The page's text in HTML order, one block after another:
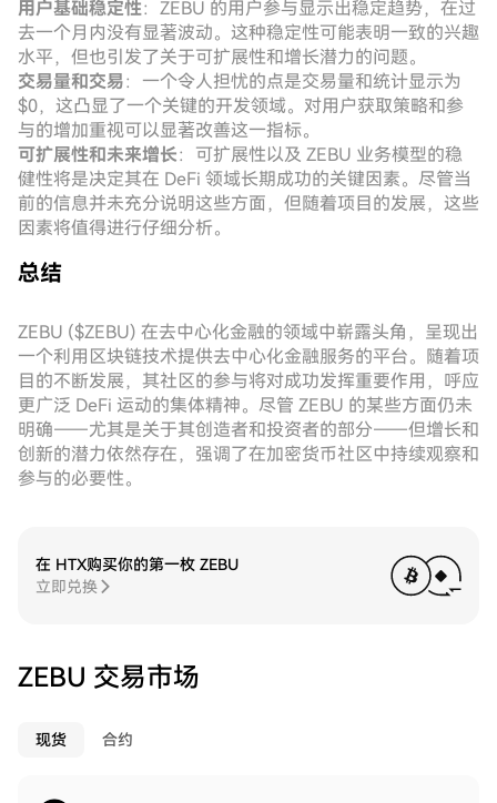
用户基础稳定性：ZEBU 的用户参与显示出稳定趋势，在过
去一个月内没有显著波动。这种稳定性可能表明一致的兴趣
水平，但也引发了关于可扩展性和增长潜力的问题。
交易量和交易：一个令人担忧的点是交易量和统计显示为
$0，这凸显了一个关键的开发领域。对用户获取策略和参
与的增加重视可以显著改善这一指标。
可扩展性和未来增长：可扩展性以及 ZEBU 业务模型的稳
健性将是决定其在 DeFi 领域长期成功的关键因素。尽管当
前的信息并未充分说明这些方面，但随着项目的发展，这些
因素将值得进行仔细分析。
总结
ZEBU ($ZEBU) 在去中心化金融的领域中崭露头角，呈现出
一个利用区块链技术提供去中心化金融服务的平台。随着项
目的不断发展，其社区的参与将对成功发挥重要作用，呼应
更广泛 DeFi 运动的集体精神。尽管 ZEBU 的某些方面仍未
明确——尤其是关于其创造者和投资者的部分——但增长和
创新的潜力依然存在，强调了在加密货币社区中持续观察和
参与的必要性。
在 HTX购买你的第一枚 ZEBU
立即兑换
ZEBU 交易市场
现货 合约